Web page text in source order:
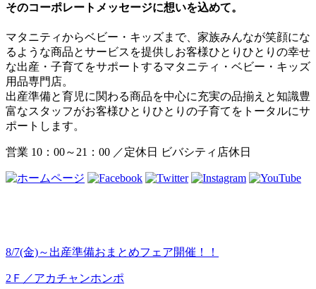
そのコーポレートメッセージに想いを込めて。
マタニティからベビー・キッズまで、家族みんなが笑顔にな
るような商品とサービスを提供しお客様ひとりひとりの幸せ
な出産・子育てをサポートするマタニティ・ベビー・キッズ
用品専門店。
出産準備と育児に関わる商品を中心に充実の品揃えと知識豊
富なスタッフがお客様ひとりひとりの子育てをトータルにサ
ポートします。
営業 10：00～21：00 ／定休日 ビバシティ店休日
8/7(金)～出産準備おまとめフェア開催！！
2Ｆ／アカチャンホンポ